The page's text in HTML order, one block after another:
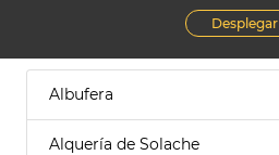
Desplegar
Albufera
Alquería de Solache